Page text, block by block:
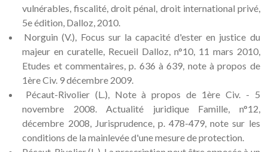
vulnérables, fiscalité, droit pénal, droit international privé,
5e édition, Dalloz, 2010.
Norguin (V.), Focus sur la capacité d'ester en justice du
majeur en curatelle, Recueil Dalloz, n°10, 11 mars 2010,
Etudes et commentaires, p. 636 à 639, note à propos de
1ère Civ. 9 décembre 2009.
Pécaut-Rivolier (L.), Note à propos de 1ère Civ. - 5
novembre 2008. Actualité juridique Famille, n°12,
décembre 2008, Jurisprudence, p. 478-479, note sur les
conditions de la mainlevée d'une mesure de protection.